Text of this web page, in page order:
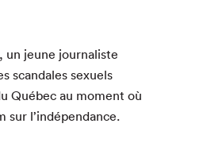
, un jeune jour­nal­iste
scan­dales sex­uels
Québec au moment où
sur l’indépendance.